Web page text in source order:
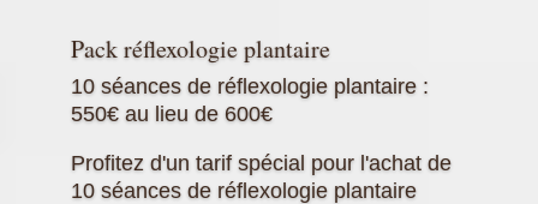
Pack réflexologie plantaire
10 séances de réflexologie plantaire :
550€ au lieu de 600€
Profitez d'un tarif spécial pour l'achat de
10 séances de réflexologie plantaire